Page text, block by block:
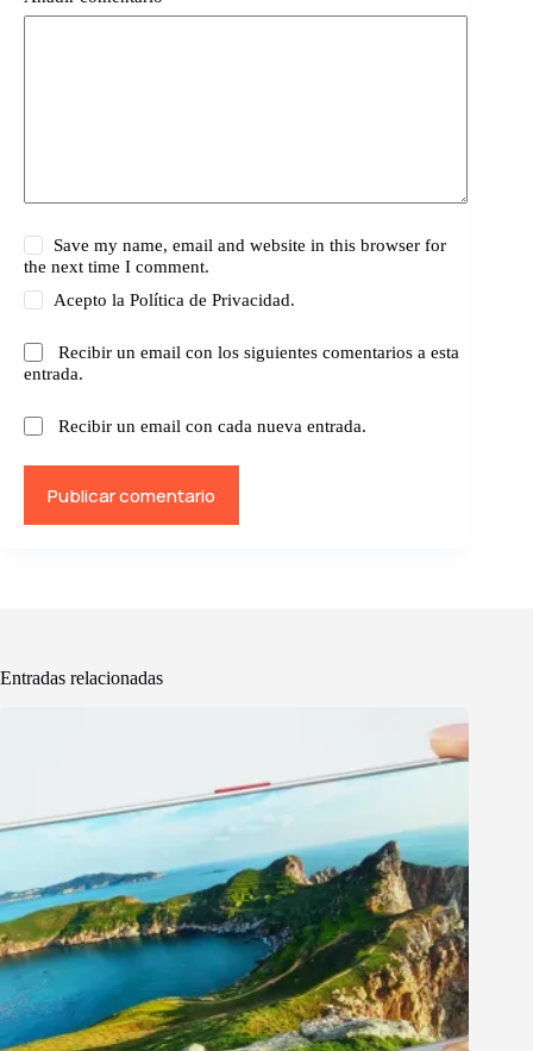
Save my name, email and website in this browser for
the next time I comment.
Acepto laPolítica de Privacidad.
Recibir un email con los siguientes comentarios a esta
entrada.
Recibir un email con cada nueva entrada.
Publicar comentario
Entradas relacionadas